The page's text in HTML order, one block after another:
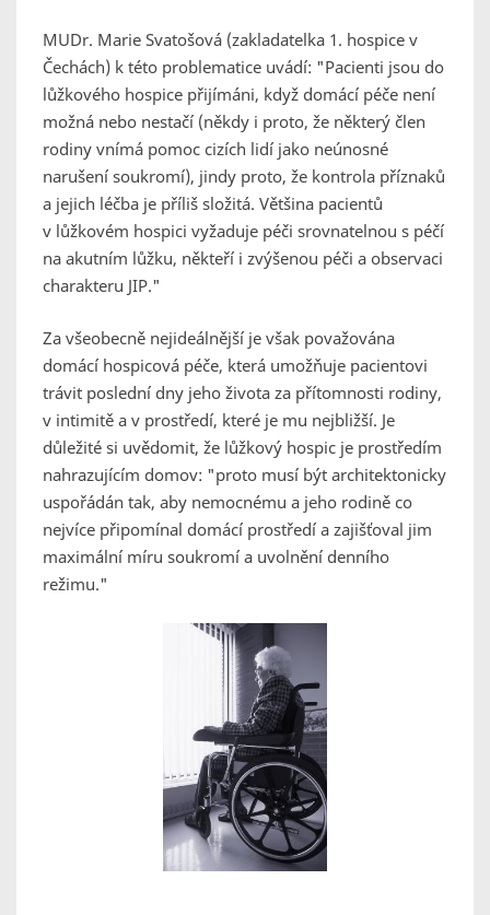
MUDr. Marie Svatošová (zakladatelka 1. hospice v
Čechách) k této problematice uvádí: "Pacienti jsou do
lůžkového hospice přijímáni, když domácí péče není
možná nebo nestačí (někdy i proto, že některý člen
rodiny vnímá pomoc cizích lidí jako neúnosné
narušení soukromí), jindy proto, že kontrola příznaků
a jejich léčba je příliš složitá. Většina pacientů
v lůžkovém hospici vyžaduje péči srovnatelnou s péčí
na akutním lůžku, někteří i zvýšenou péči a observaci
charakteru JIP."
Za všeobecně nejideálnější je však považována
domácí hospicová péče, která umožňuje pacientovi
trávit poslední dny jeho života za přítomnosti rodiny,
v intimitě a v prostředí, které je mu nejbližší. Je
důležité si uvědomit, že lůžkový hospic je prostředím
nahrazujícím domov: "proto musí být architektonicky
uspořádán tak, aby nemocnému a jeho rodině co
nejvíce připomínal domácí prostředí a zajišťoval jim
maximální míru soukromí a uvolnění denního
režimu."